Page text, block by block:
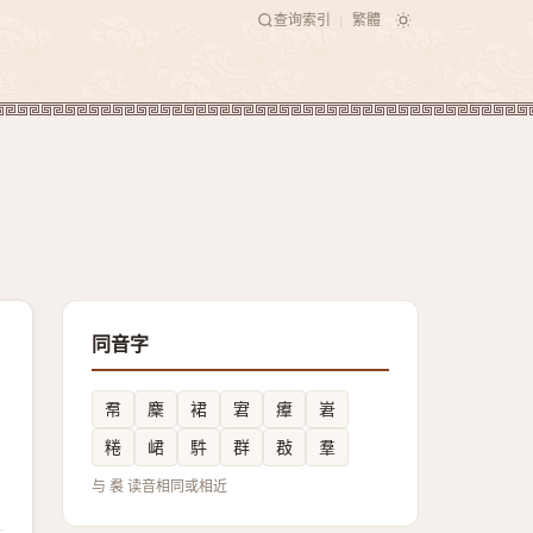
查询索引 繁體
同音字
帬 麇 裙 宭 㿏
㟒
䊎
峮 䭽 群 㪊 羣
与 裠 读音相同或相近